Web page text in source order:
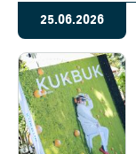
25.06.2026